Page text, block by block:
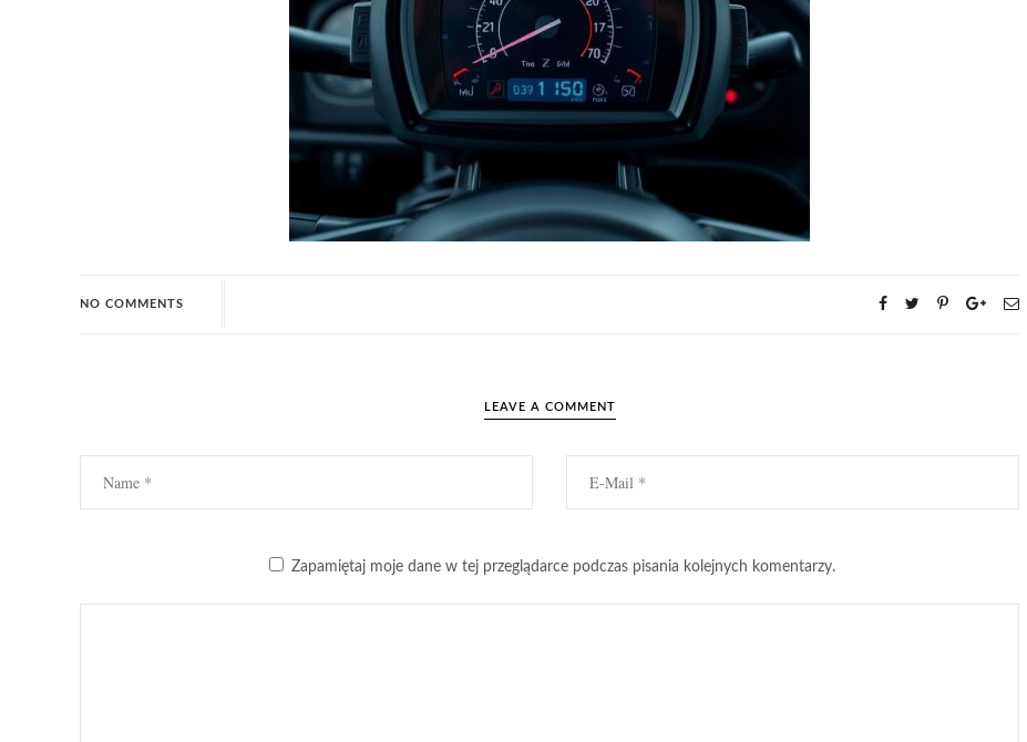
NO COMMENTS
LEAVE A COMMENT
Zapamiętaj moje dane w tej przeglądarce podczas pisania kolejnych komentarzy.